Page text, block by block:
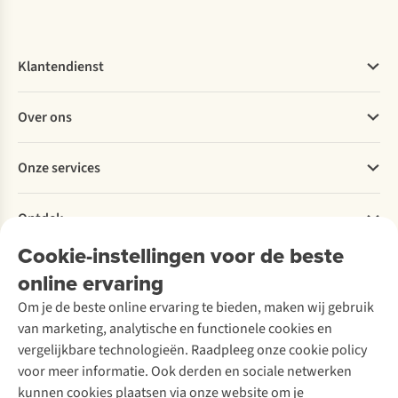
Cookie-instellingen voor de beste
online ervaring
Om je de beste online ervaring te bieden, maken wij gebruik
van marketing, analytische en functionele cookies en
vergelijkbare technologieën. Raadpleeg onze cookie policy
voor meer informatie. Ook derden en sociale netwerken
kunnen cookies plaatsen via onze website om je
Klantendienst
Bestellen
Betalen
Levering
Retourneren
Bestelling herroepen
Garantie
Contact
Over ons
Explore More
Verantwoord ondernemen
Over Ayacucho
Onze winkels
Over A.S.Adventure
Toegankelijkheidsverklaring
Onze services
Ski-onderhoud
Wasservice
Schoenonderhoud
Schoenherstelling
Kledingherstelling
Retouches
Voor bedrijven
Ontdek
A.S.Magazine
Podcast
Explore Academy
Explore Camp
Gear Check
Inspiratie & advies
Meld je aan voor de nieuwsbrief
Follow us